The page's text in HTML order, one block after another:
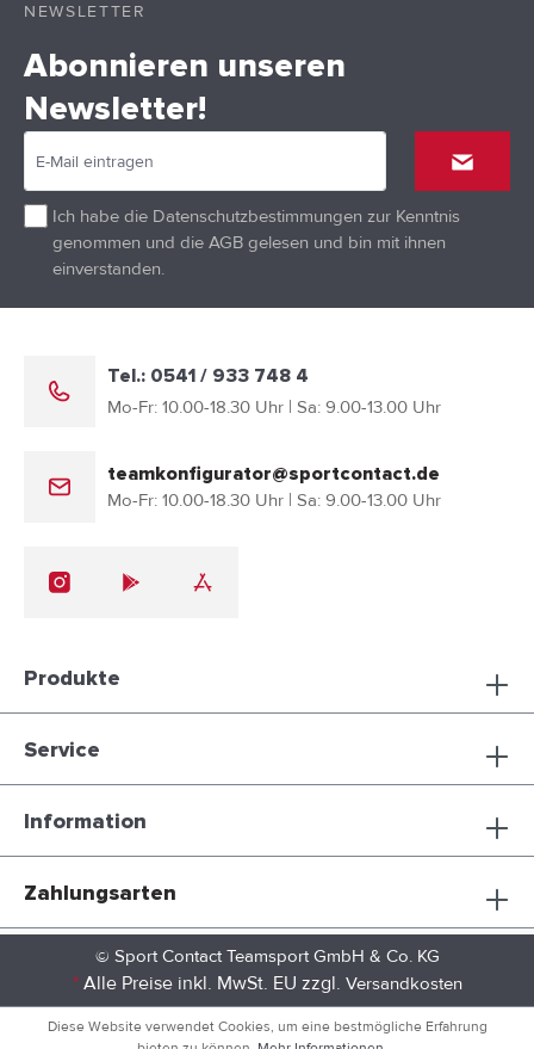
NEWSLETTER
Abonnieren unseren
Newsletter!
Ich habe die Datenschutzbestimmungen zur Kenntnis
genommen und die AGB gelesen und bin mit ihnen
einverstanden.
Tel.: 0541 / 933 748 4
Mo-Fr: 10.00-18.30 Uhr | Sa: 9.00-13.00 Uhr
teamkonfigurator@sportcontact.de
Mo-Fr: 10.00-18.30 Uhr | Sa: 9.00-13.00 Uhr
Produkte
Service
Information
Zahlungsarten
© Sport Contact Teamsport GmbH & Co. KG
*Alle Preise inkl. MwSt. EU zzgl. Versandkosten
Diese Website verwendet Cookies, um eine bestmögliche Erfahrung